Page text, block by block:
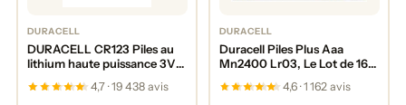
DURACELL
DURACELL CR123 Piles au
lithium haute puissance 3V
2) – longue durée – Pour
4,7 · 19 438 avis
DURACELL
Duracell Piles Plus Aaa
Mn2400 Lr03, Le Lot de 16
4,6 · 1 162 avis